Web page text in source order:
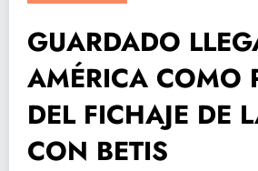
GUARDADO
AMÉRICA COMO
DEL FICHAJE DE
CON BETIS